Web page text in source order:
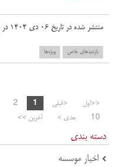
منتشر شده در تاریخ ۰۶ دی ۱۴۰۴ در
بازدید‌های خاص ویژه‌ها
<<اول <قبلی 1
2
10
بعدی > آخرین >>
دسته بندی
اخبار موسسه